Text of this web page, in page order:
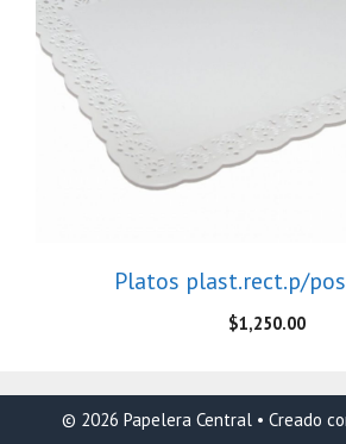
Platos plast.rect.p/
$1,250.00
© 2026 Papelera Central • Creado